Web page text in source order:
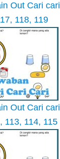
Out Cari cari
118, 119
Out Cari cari
113, 114, 115